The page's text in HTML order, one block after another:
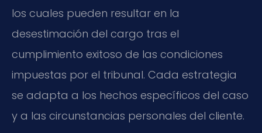
los cuales pueden resultar en la
desestimación del cargo tras el
cumplimiento exitoso de las condiciones
impuestas por el tribunal. Cada estrategia
se adapta a los hechos específicos del caso
y a las circunstancias personales del cliente.